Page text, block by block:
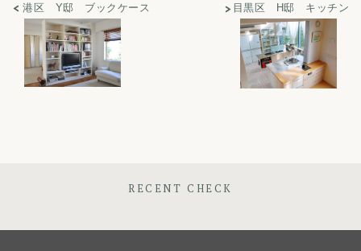
港区 Y邸 ブックケース 目黒区 H邸 キッチン
RECENT CHECK